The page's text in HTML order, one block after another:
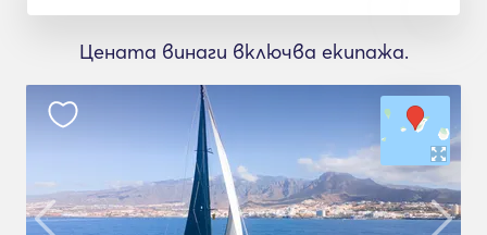
Цената винаги включва екипажа.